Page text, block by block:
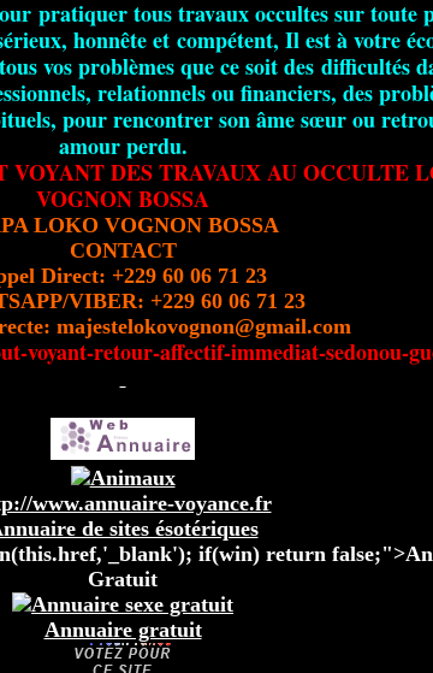
pratiquer tous travaux occultes sur toute
honnête et compétent, Il est à votre
vos problèmes que ce soit des difficultés
relationnels ou financiers, des
pour rencontrer son âme sœur ou
amour perdu.
VOYANT DES TRAVAUX AU OCCULTE
VOGNON BOSSA
LOKO VOGNON BOSSA
CONTACT
Direct: +229 60 06 71 23
VIBER: +229 60 06 71 23
majestelokovognon@gmail.com
voyant-retour-affectif-immediat-sedonou-
www.annuaire-voyance.fr
de sites ésotériques
if(win) return
Gratuit
Annuaire gratuit